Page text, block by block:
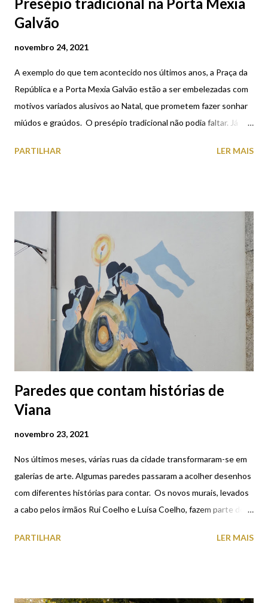
Galvão
novembro 24, 2021
A exemplo do que tem acontecido nos últimos anos, a Praça da
República e a Porta Mexia Galvão estão a ser embelezadas com
motivos variados alusivos ao Natal, que prometem fazer sonhar
miúdos e graúdos. O presépio tradicional não podia faltar. Já
fotografias).
PARTILHAR LER MAIS
Paredes que contam histórias de
Viana
novembro 23, 2021
Nos últimos meses, várias ruas da cidade transformaram-se em
galerias de arte. Algumas paredes passaram a acolher desenhos
com diferentes histórias para contar. Os novos murais, levados
a cabo pelos irmãos Rui Coelho e Luísa Coelho, fazem parte do
Jovens com Talento de 2020, promovido pela Câmara Municipal
PARTILHAR LER MAIS